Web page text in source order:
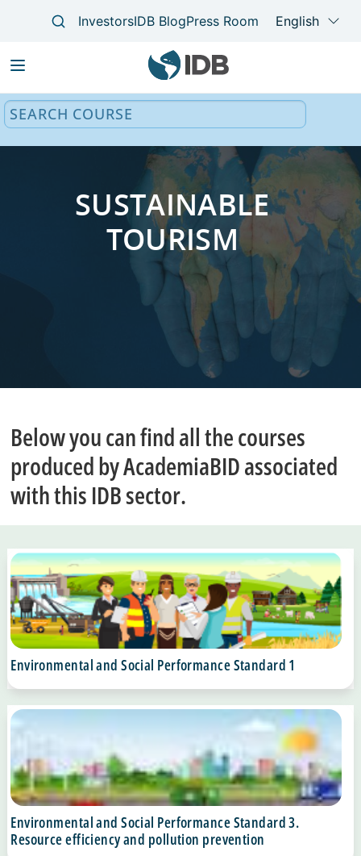
Main
navigation
SUSTAINABLE
TOURISM
Below you can find all the courses
produced by AcademiaBID associated
with this IDB sector.
Environmental and Social Performance Standard 1
Environmental and Social Performance Standard 3.
Resource efficiency and pollution prevention